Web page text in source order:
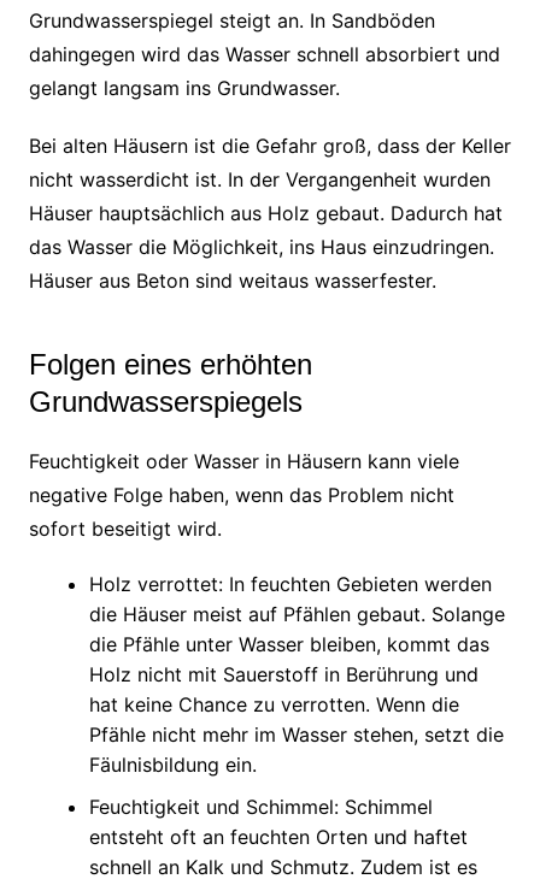
Grundwasserspiegel steigt an. In Sandböden
dahingegen wird das Wasser schnell absorbiert und
gelangt langsam ins Grundwasser.
Bei alten Häusern ist die Gefahr groß, dass der Keller
nicht wasserdicht ist. In der Vergangenheit wurden
Häuser hauptsächlich aus Holz gebaut. Dadurch hat
das Wasser die Möglichkeit, ins Haus einzudringen.
Häuser aus Beton sind weitaus wasserfester.
Folgen eines erhöhten
Grundwasserspiegels
Feuchtigkeit oder Wasser in Häusern kann viele
negative Folge haben, wenn das Problem nicht
sofort beseitigt wird.
Holz verrottet: In feuchten Gebieten werden
die Häuser meist auf Pfählen gebaut. Solange
die Pfähle unter Wasser bleiben, kommt das
Holz nicht mit Sauerstoff in Berührung und
hat keine Chance zu verrotten. Wenn die
Pfähle nicht mehr im Wasser stehen, setzt die
Fäulnisbildung ein.
Feuchtigkeit und Schimmel: Schimmel
entsteht oft an feuchten Orten und haftet
schnell an Kalk und Schmutz. Zudem ist es